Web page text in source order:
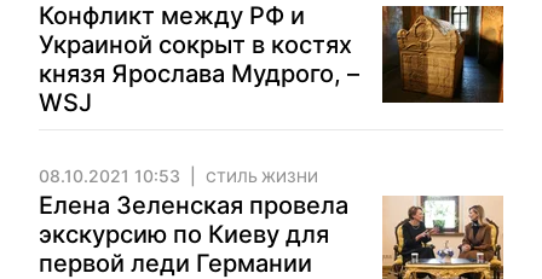
Конфликт между РФ и
Украиной сокрыт в костях
князя Ярослава Мудрого, –
WSJ
08.10.2021 10:53 СТИЛЬ ЖИЗНИ
Елена Зеленская провела
экскурсию по Киеву для
первой леди Германии